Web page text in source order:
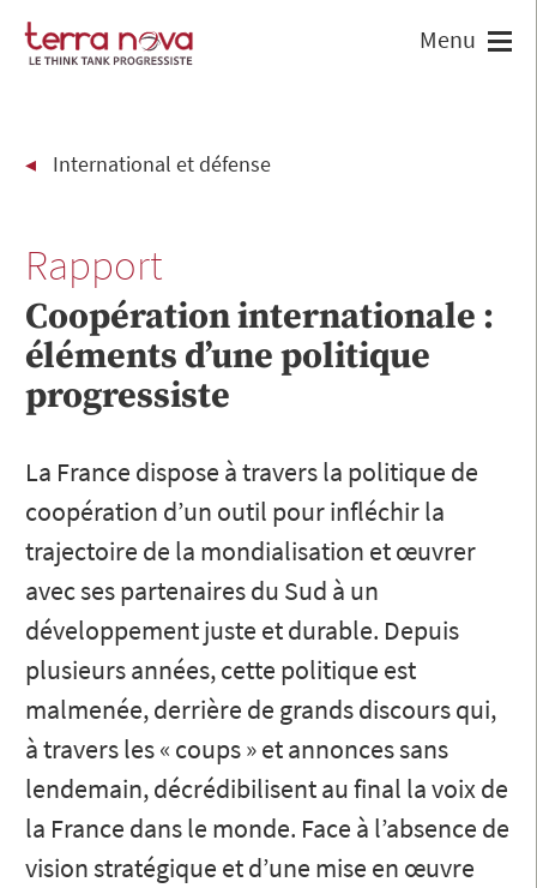
International et défense
Rapport
Coopération internationale :
éléments d’une politique
progressiste
La France dispose à travers la politique de
coopération d’un outil pour infléchir la
trajectoire de la mondialisation et œuvrer
avec ses partenaires du Sud à un
développement juste et durable. Depuis
plusieurs années, cette politique est
malmenée, derrière de grands discours qui,
à travers les « coups » et annonces sans
lendemain, décrédibilisent au final la voix de
la France dans le monde. Face à l’absence de
vision stratégique et d’une mise en œuvre